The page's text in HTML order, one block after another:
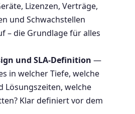
Lizenzen, Verträge,
und Schwachstellen
– die Grundlage für alles
und SLA-Definition —
in welcher Tiefe, welche
Lösungszeiten, welche
Klar definiert vor dem